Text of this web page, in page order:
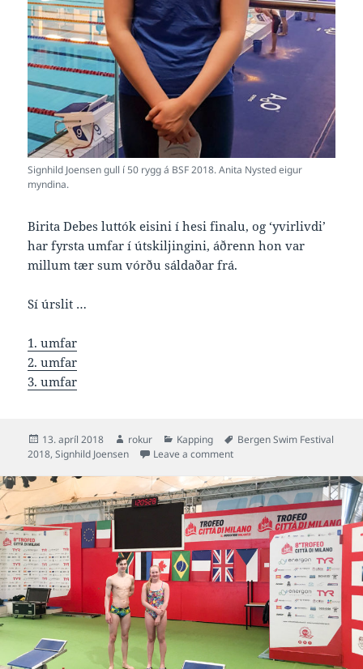
Signhild Joensen gull í 50 rygg á BSF 2018. Anita Nysted eigur
myndina.
Birita Debes luttók eisini í hesi finalu, og ‘yvirlivdi’
har fyrsta umfar í útskiljingini, áðrenn hon var
millum tær sum vórðu sáldaðar frá.
Sí úrslit …
1. umfar
2. umfar
3. umfar
Posted
on
13. apríl 2018 Author
rokur Categories
Kapping Tags
Bergen Swim Festival
2018,Signhild Joensen Leave a commenton Signhild gull í 50 rygg á